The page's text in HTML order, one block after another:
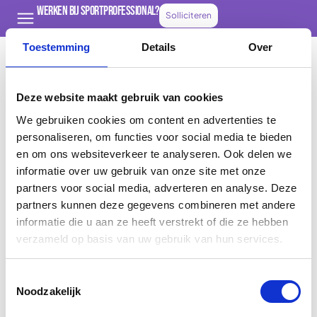
Toestemming Details Over
Deze website maakt gebruik van cookies
We gebruiken cookies om content en advertenties te
personaliseren, om functies voor social media te bieden
en om ons websiteverkeer te analyseren. Ook delen we
informatie over uw gebruik van onze site met onze
partners voor social media, adverteren en analyse. Deze
partners kunnen deze gegevens combineren met andere
informatie die u aan ze heeft verstrekt of die ze hebben
verzameld op basis van uw gebruik van hun services.
Noodzakelijk
Werken bij Sportprofessional? Solliciteren
E.
T.
A.
info@sportprofessional.nl
085 – 0493273
Spacelab 45,
3824 MR Amersfoort
Maandag t/m vrijdag bereikbaar tussen 8:00 en
18:00
Sportprofessional.
Over ons
Contact